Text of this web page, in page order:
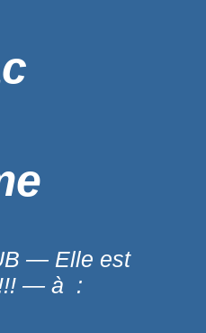
— Elle est
!!! — à :